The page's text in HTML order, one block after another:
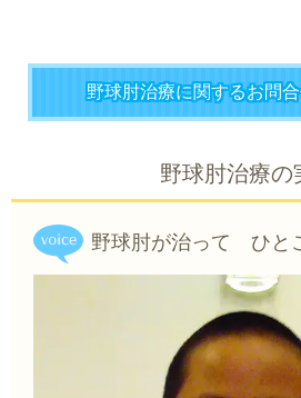
野球肘治療に関するお問
野球肘治療の
野球肘が治って ひと